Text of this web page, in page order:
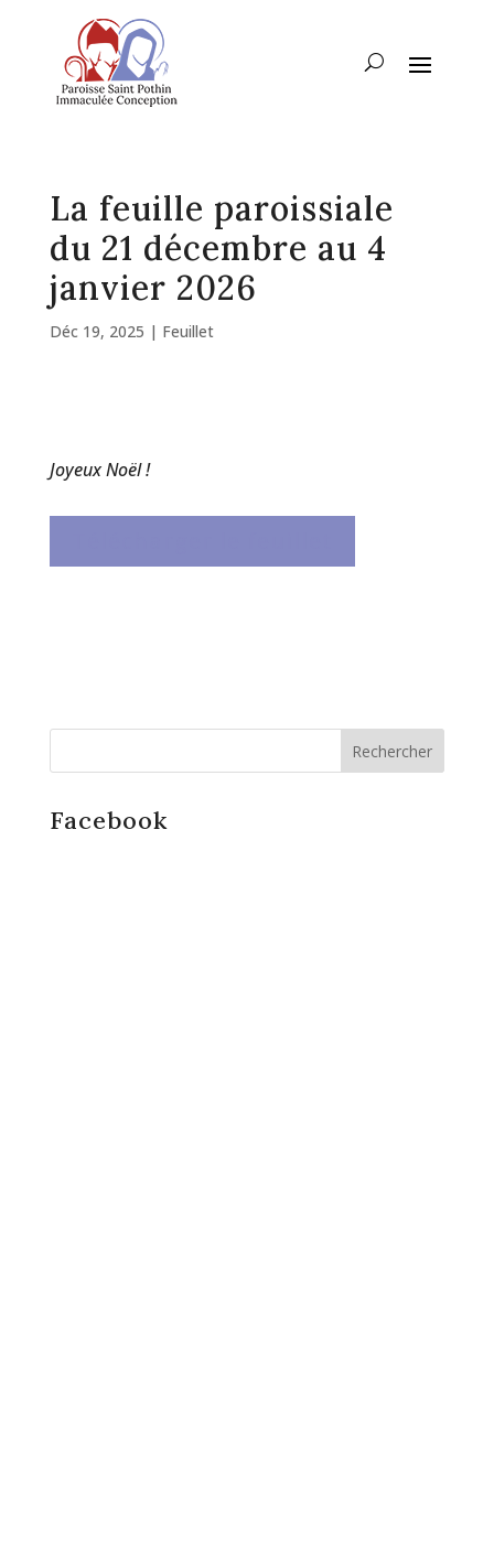
La feuille paroissiale
du 21 décembre au 4
janvier 2026
Déc 19, 2025 | Feuillet
Joyeux Noël !
Facebook